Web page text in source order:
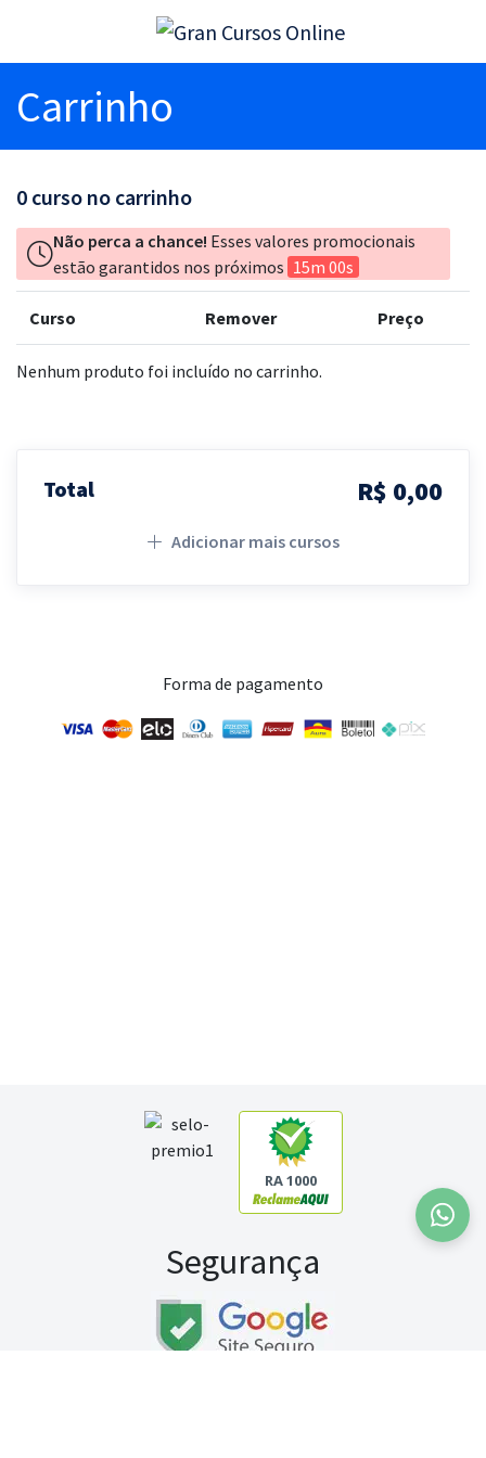
Carrinho
0 curso no carrinho
Não perca a chance! Esses valores promocionais
estão garantidos nos próximos 15m 00s
Curso Remover Preço
Nenhum produto foi incluído no carrinho.
Total R$ 0,00
Adicionar mais cursos
Forma de pagamento
RA 1000
Segurança